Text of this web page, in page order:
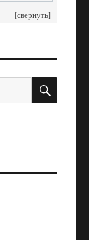
[свернуть]